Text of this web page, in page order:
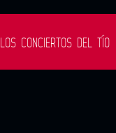
LOS CONCIERTOS DEL TÍO